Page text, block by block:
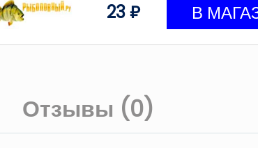
23 ₽
Отзывы (0)